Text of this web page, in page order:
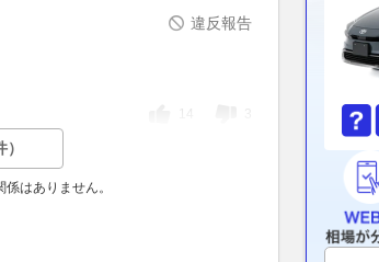
違反報告
14
はありません。